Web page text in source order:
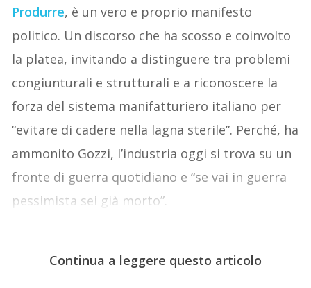
Produrre, è un vero e proprio manifesto
politico. Un discorso che ha scosso e coinvolto
la platea, invitando a distinguere tra problemi
congiunturali e strutturali e a riconoscere la
forza del sistema manifatturiero italiano per
“evitare di cadere nella lagna sterile”. Perché, ha
ammonito Gozzi, l’industria oggi si trova su un
fronte di guerra quotidiano e “se vai in guerra
pessimista sei già morto”.
Continua a leggere questo articolo